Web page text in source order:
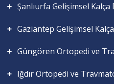
Şanlıurfa Gelişimsel
Gaziantep Gelişimsel
Güngören Ortopedi ve
Iğdır Ortopedi ve